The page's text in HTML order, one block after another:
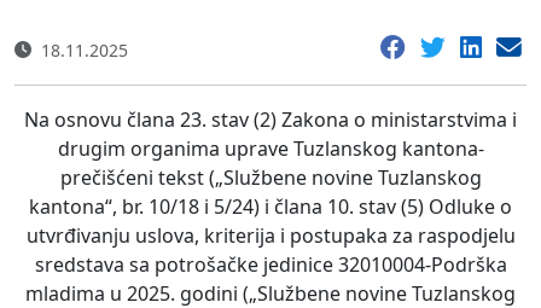
18.11.2025
Na osnovu člana 23. stav (2) Zakona o ministarstvima i
drugim organima uprave Tuzlanskog kantona-
prečišćeni tekst („Službene novine Tuzlanskog
kantona“, br. 10/18 i 5/24) i člana 10. stav (5) Odluke o
utvrđivanju uslova, kriterija i postupaka za raspodjelu
sredstava sa potrošačke jedinice 32010004-Podrška
mladima u 2025. godini („Službene novine Tuzlanskog